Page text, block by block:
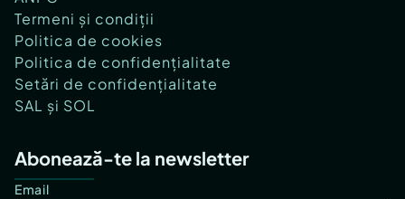
Termeni și condiții
Politica de cookies
Politica de confidențialitate
Setări de confidențialitate
SAL și SOL
Abonează-te la newsletter
Email